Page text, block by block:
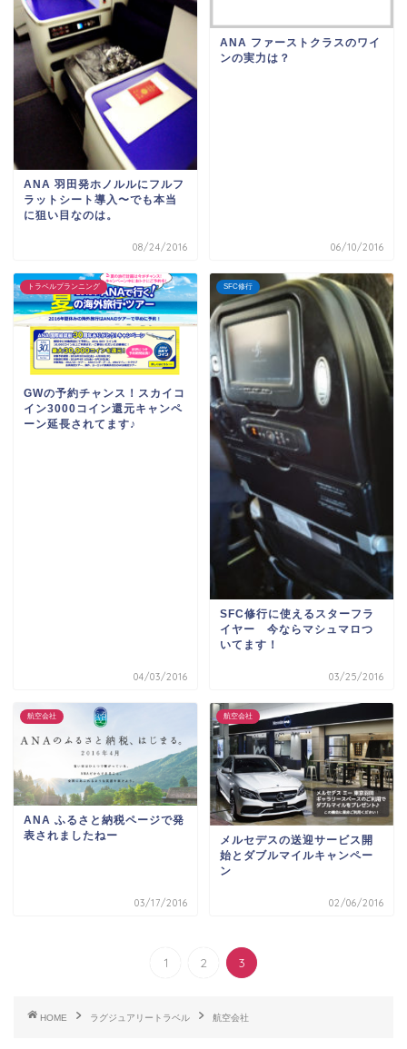
ANA 羽田発ホノルルにフルフ
ラットシート導入〜でも本当
に狙い目なのは。
08/24/2016
ANA ファーストクラスのワイ
ンの実力は？
06/10/2016
トラベルプランニング
GWの予約チャンス！スカイコ
イン3000コイン還元キャンペ
ーン延長されてます♪
04/03/2016
SFC修行
SFC修行に使えるスターフラ
イヤー 今ならマシュマロつ
いてます！
03/25/2016
航空会社
ANA ふるさと納税ページで発
表されましたねー
03/17/2016
航空会社
メルセデスの送迎サービス開
始とダブルマイルキャンペー
ン
02/06/2016
1 2 3
HOME ラグジュアリートラベル 航空会社